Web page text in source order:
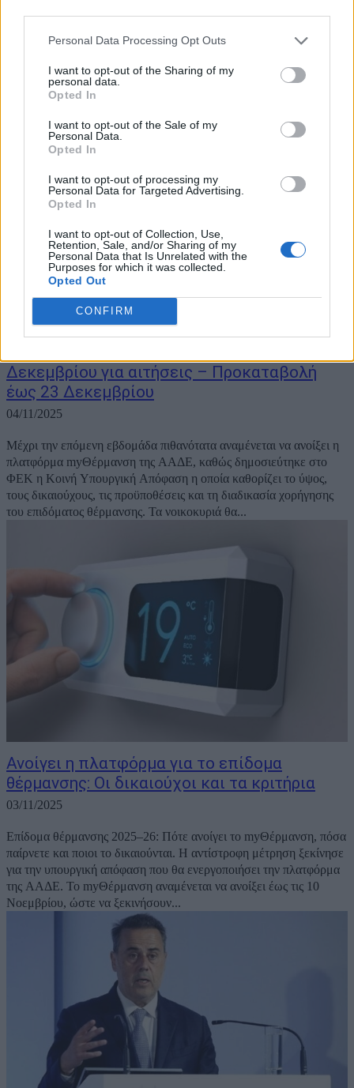
Personal Data Processing Opt Outs
I want to opt-out of the Sharing of my
personal data.
Opted In
I want to opt-out of the Sale of my
Personal Data.
Opted In
I want to opt-out of processing my
Personal Data for Targeted Advertising.
Opted In
I want to opt-out of Collection, Use,
Retention, Sale, and/or Sharing of my
Personal Data that Is Unrelated with the
Purposes for which it was collected.
Opted Out
CONFIRM
Από σήμερα και έως τις 5 Δεκεμβρίου μπορούν να υποβάλλουν
εκατ. νοικοκυριά που πληρούν τα εισοδηματικά και περιουσιακά
κριτήρια της κοινής υπουργικής απόφασης. Η ενίσχυση κυμαίνεται
από 100 έως 800 ευρώ, με...
Δεκεμβρίου για αιτήσεις – Προκαταβολή
έως 23 Δεκεμβρίου
04/11/2025
Μέχρι την επόμενη εβδομάδα πιθανότατα αναμένεται να ανοίξει η
πλατφόρμα myΘέρμανση της ΑΑΔΕ, καθώς δημοσιεύτηκε στο
ΦΕΚ η Κοινή Υπουργική Απόφαση η οποία καθορίζει το ύψος,
τους δικαιούχους, τις προϋποθέσεις και τη διαδικασία χορήγησης
του επιδόματος θέρμανσης. Τα νοικοκυριά θα...
Ανοίγει η πλατφόρμα για το επίδομα
θέρμανσης: Οι δικαιούχοι και τα κριτήρια
03/11/2025
Επίδομα θέρμανσης 2025–26: Πότε ανοίγει το myΘέρμανση, πόσα
παίρνετε και ποιοι το δικαιούνται. Η αντίστροφη μέτρηση ξεκίνησε
για την υπουργική απόφαση που θα ενεργοποιήσει την πλατφόρμα
της ΑΑΔΕ. Το myΘέρμανση αναμένεται να ανοίξει έως τις 10
Νοεμβρίου, ώστε να ξεκινήσουν...